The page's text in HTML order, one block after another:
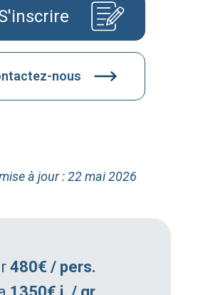
nous
à jour : 22 mai 2026
480€ / pers.